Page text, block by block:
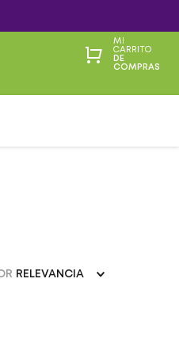
MI
CARRITO
DE
COMPRAS
RELEVANCIA